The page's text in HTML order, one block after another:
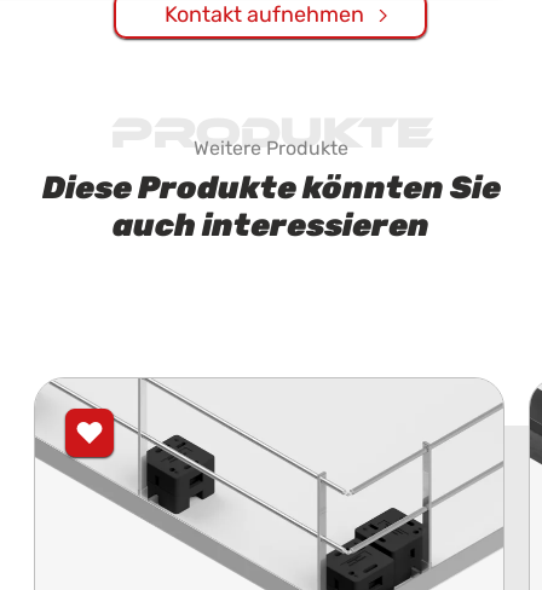
Kontakt aufnehmen
Produkte
Weitere Produkte
Diese Produkte könnten Sie
auch interessieren